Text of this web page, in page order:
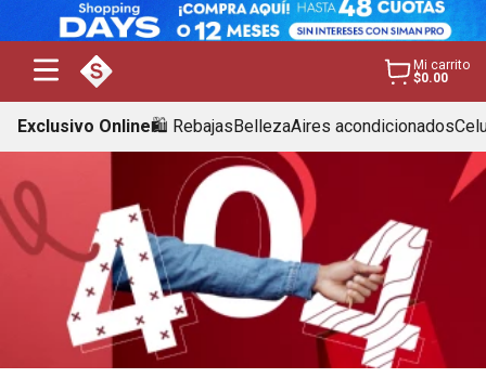
Mi carrito
$0.00
Exclusivo Online🛍️ RebajasBellezaAires acondicionados